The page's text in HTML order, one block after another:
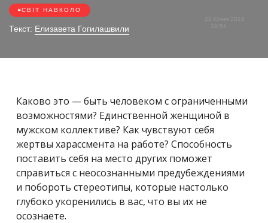
СВІТ НАВКОЛО
Текст: Елизавета Гогилашвили
Каково это — быть человеком с ограниченными
возможностями? Единственной женщиной в
мужском коллективе? Как чувствуют себя
жертвы харассмента на работе? Способность
поставить себя на место других поможет
справиться с неосознанными предубеждениями
и побороть стереотипы, которые настолько
глубоко укоренились в вас, что вы их не
осознаете.